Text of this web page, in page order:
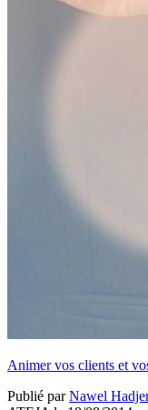
Animer vos clients et
Publié parNawel